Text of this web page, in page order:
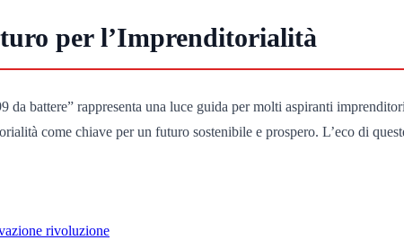
per l’Imprenditorialità
da battere” rappresenta una luce guida per molti aspiranti
come chiave per un futuro sostenibile e prospero. L’eco di
rivoluzione